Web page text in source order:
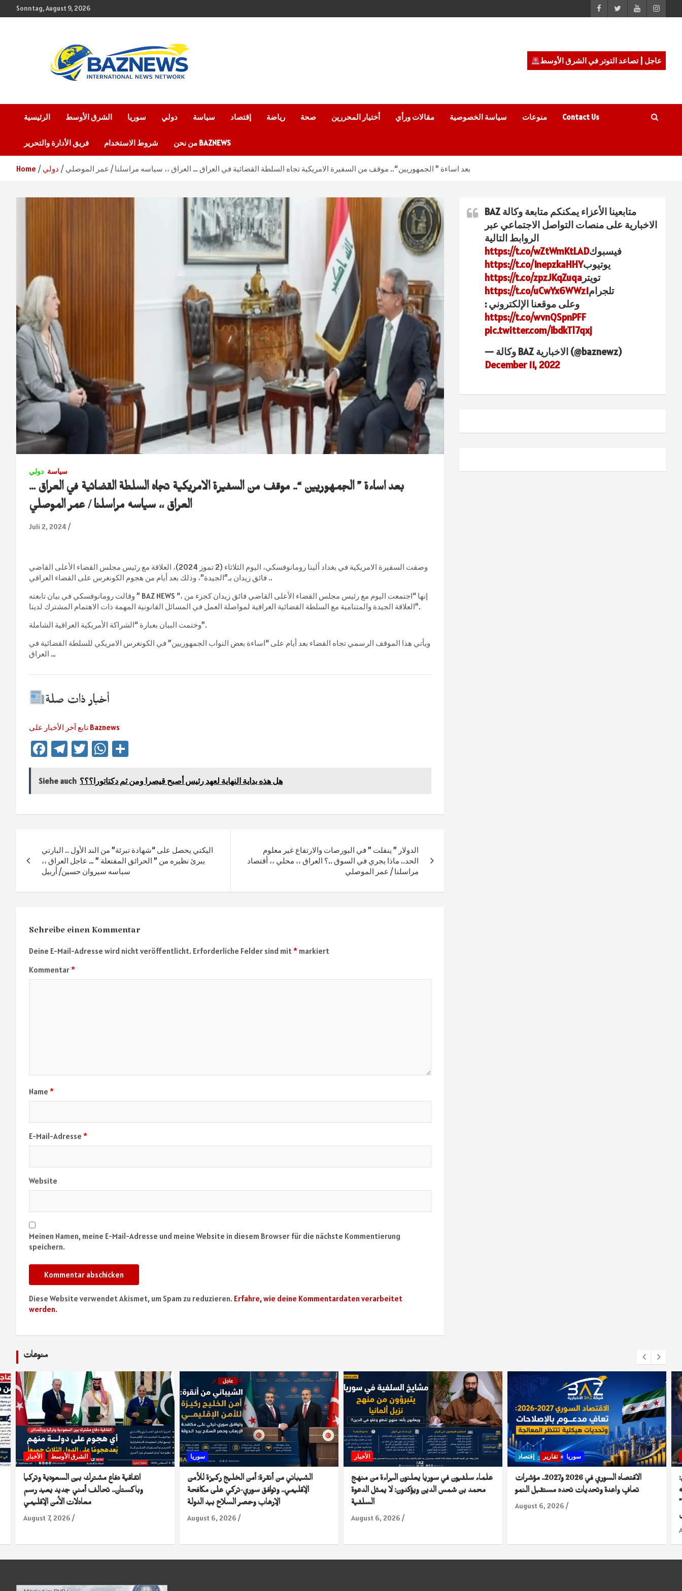
to
Sonntag, August 9, 2026
BAZNEWS
عاجل | تصاعد التوتر في الشرق الأوسط
الرئيسية الشرق الأوسط سوريا دولي سياسة إقتصاد رياضة صحة أختيار المحررين مقالات ورأي سياسة الخصوصية منوعات Contact Us
فريق الأدارة والتحرير شروط الاستخدام من نحن BAZNEWS
Home دولي بعد اساءة ” الجمهوريين “.. موقف من السفيرة الامريكية تجاه السلطة القضائية في العراق … العراق ،، سياسه مراسلنا / عمر الموصلي
دولي سياسة
بعد اساءة ” الجمهوريين “.. موقف من السفيرة الامريكية تجاه السلطة القضائية في العراق …
العراق ،، سياسه مراسلنا / عمر الموصلي
Juli 2, 2024
وصفت السفيرة الامريكية في بغداد ألينا رومانوفسكي، اليوم الثلاثاء (2 تموز 2024)، العلاقة مع رئيس مجلس القضاء الأعلى القاضي
فائق زيدان بـ”الجيدة”، وذلك بعد أيام من هجوم الكونغرس على القضاء العراقي ..
وقالت رومانوفسكي في بيان تابعته ” BAZ NEWS “، إنها “اجتمعت اليوم مع رئيس مجلس القضاء الأعلى القاضي فائق زيدان كجزء من
العلاقة الجيدة والمتنامية مع السلطة القضائية العراقية لمواصلة العمل في المسائل القانونية المهمة ذات الاهتمام المشترك لدينا”.
وختمت البيان بعبارة “الشراكة الأمريكية العراقية الشاملة”.
ويأتي هذا الموقف الرسمي تجاه القضاء بعد أيام على “اساءة بعض النواب الجمهوريين” في الكونغرس الامريكي للسلطة القضائية في
العراق …
أخبار ذات صلة
تابع آخر الأخبار على Baznews
Fa
b
ok
Te
gr
m
T
tt
W
at
p
n
Siehe auch هل هذه بداية النهاية لعهد رئيس أصبح قيصرا ومن ثم دكتاتورا؟؟؟
اليكتي يحصل على “شهادة تبرئة” من الند الأول .. البارتي
يبرئ نظيره من ” الحرائق المفتعلة ” … عاجل العراق ،،
سياسه سيروان حسين/ أربيل
الدولار ” ينفلت ” في البورصات والارتفاع غير معلوم
الحد.. ماذا يجري في السوق ..؟ العراق ،، محلي ،، أقتصاد
مراسلنا / عمر الموصلي
Schreibe einen Kommentar
Deine E-Mail-Adresse wird nicht veröffentlicht. Erforderliche Felder sind mit* markiert
Kommentar*
Name *
E-Mail-Adresse *
Website
Meinen Namen, meine E-Mail-Adresse und meine Website in diesem Browser für die nächste Kommentierung
speichern.
Diese Website verwendet Akismet, um Spam zu reduzieren. Erfahre, wie deine Kommentardaten verarbeitet
werden.
متابعينا الأعزاء يمكنكم متابعة وكالة BAZ
الاخبارية على منصات التواصل الاجتماعي عبر
الروابط التالية
فيسبوكhttps://t.co/wZtWmKtLAD
يوتيوبhttps://t.co/InepzkaHHY
تويتر https://t.co/zpzJKqZuqa
تلجرامhttps://t.co/uCwYx6WWz1
وعلى موقعنا الإلكتروني :
https://t.co/wvnQSpnPFF
pic.twitter.com/ibdkTl7qxj
— وكالة BAZ الاخبارية (@baznewz)
December 11, 2022
منوعات
الأخبار الشرق الأوسط
اتفاقية دفاع مشترك بين السعودية وتركيا
وباكستان.. تحالف أمني جديد يعيد رسم
معادلات الأمن الإقليمي
August 7, 2026
سوريا
الشيباني من أنقرة: أمن الخليج ركيزة للأمن
الإقليمي.. وتوافق سوري-تركي على مكافحة
الإرهاب وحصر السلاح بيد الدولة
August 6, 2026
الأخبار
علماء سلفيون في سوريا يعلنون البراءة من منهج
محمد بن شمس الدين ويؤكدون: لا يمثل الدعوة
السلفية
August 6, 2026
إقتصاد تقارير سوريا
الاقتصاد السوري في 2026 و2027.. مؤشرات
تعافٍ واعدة وتحديات تحدد مستقبل النمو
August 6, 2026